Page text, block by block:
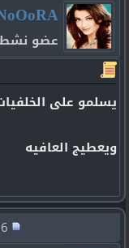
عضو نشط
يسلمو على
ويعطيج العافيه